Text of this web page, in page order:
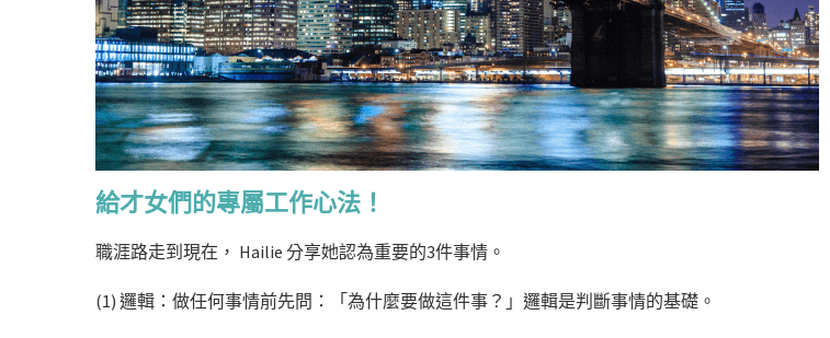
給才女們的專屬工作心法！
職涯路走到現在， Hailie 分享她認為重要的3件事情。
(1) 邏輯：做任何事情前先問：「為什麼要做這件事？」邏輯是判斷事情的基礎。